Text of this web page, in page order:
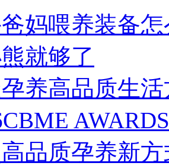
妈喂养装备
就够了
养高品质生
品质孕养新